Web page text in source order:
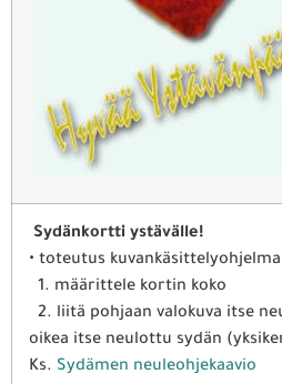
Sydänkortti ystävälle!
• toteutus
1. määrittele kortin koko
2. liitä pohjaan valokuva itse
oikea itse neulottu sydän
Ks. Sydämen neuleohjekaavio